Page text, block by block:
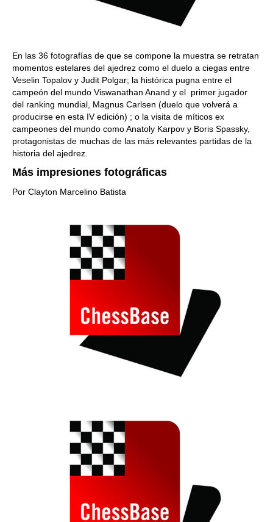
En las 36 fotografías de que se compone la muestra se retratan
momentos estelares del ajedrez como el duelo a ciegas entre
Veselin Topalov y Judit Polgar; la histórica pugna entre el
campeón del mundo Viswanathan Anand y el primer jugador
del ranking mundial, Magnus Carlsen (duelo que volverá a
producirse en esta IV edición) ; o la visita de míticos ex
campeones del mundo como Anatoly Karpov y Boris Spassky,
protagonistas de muchas de las más relevantes partidas de la
historia del ajedrez.
Más impresiones fotográficas
Por Clayton Marcelino Batista